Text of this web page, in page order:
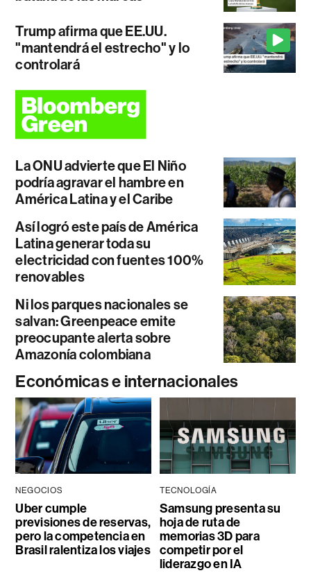
Trump afirma que EE.UU.
"mantendrá el estrecho" y lo
controlará
La ONU advierte que El Niño
podría agravar el hambre en
América Latina y el Caribe
Así logró este país de América
Latina generar toda su
electricidad con fuentes 100%
renovables
Ni los parques nacionales se
salvan: Greenpeace emite
preocupante alerta sobre
Amazonía colombiana
Económicas e internacionales
NEGOCIOS
Uber cumple
previsiones de reservas,
pero la competencia en
Brasil ralentiza los viajes
TECNOLOGÍA
Samsung presenta su
hoja de ruta de
memorias 3D para
competir por el
liderazgo en IA